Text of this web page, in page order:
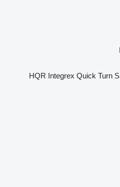
HQR Integrex Quick Turn